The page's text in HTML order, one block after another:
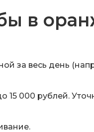
в
за весь день
000 рублей.